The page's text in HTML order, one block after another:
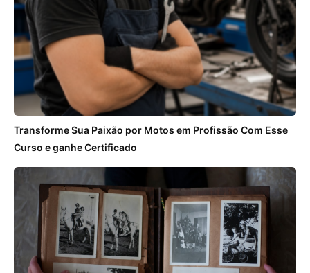
Transforme Sua Paixão por Motos em Profissão Com Esse
Curso e ganhe Certificado